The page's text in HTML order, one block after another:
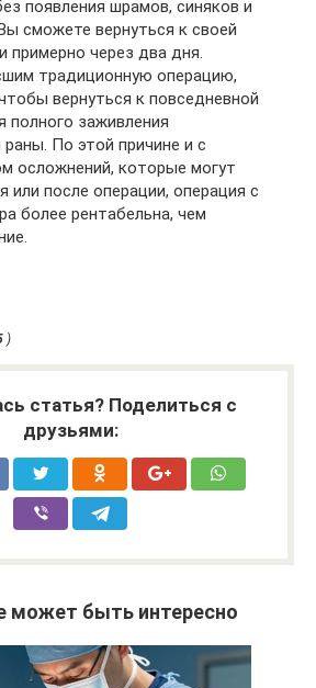
появления шрамов, синяков и
сможете вернуться к своей
примерно через два дня.
традиционную операцию,
вернуться к повседневной
полного заживления
По этой причине и с
осложнений, которые могут
или после операции, операция с
более рентабельна, чем
)
статья? Поделиться с
друзьями:
может быть интересно